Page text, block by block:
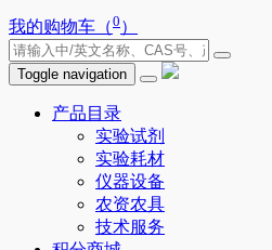
我的购物车（0 ）
Toggle navigation
产品目录
实验试剂
实验耗材
仪器设备
农资农具
技术服务